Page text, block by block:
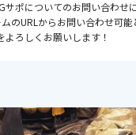
サポについてのお問い合わせ
のURLからお問い合わせ可
ろしくお願いします！